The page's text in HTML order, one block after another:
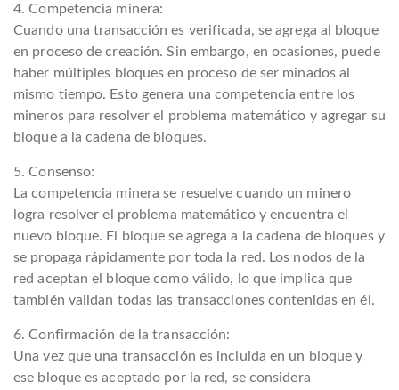
4. Competencia minera:
Cuando una transacción es verificada, se agrega al bloque
en proceso de creación. Sin embargo, en ocasiones, puede
haber múltiples bloques en proceso de ser minados al
mismo tiempo. Esto genera una competencia entre los
mineros para resolver el problema matemático y agregar su
bloque a la cadena de bloques.
5. Consenso:
La competencia minera se resuelve cuando un minero
logra resolver el problema matemático y encuentra el
nuevo bloque. El bloque se agrega a la cadena de bloques y
se propaga rápidamente por toda la red. Los nodos de la
red aceptan el bloque como válido, lo que implica que
también validan todas las transacciones contenidas en él.
6. Confirmación de la transacción:
Una vez que una transacción es incluida en un bloque y
ese bloque es aceptado por la red, se considera